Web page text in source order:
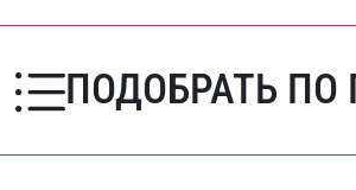
ПОДОБРАТЬ ПО